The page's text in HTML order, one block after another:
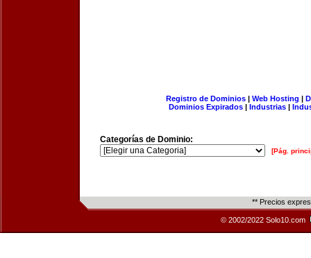
Registro de Dominios| Web Hosting |
Dominios Expirados | Industrias |
Categorías de Dominio:
[Pág.
** Precios
© 2002/2022 Solo10.com